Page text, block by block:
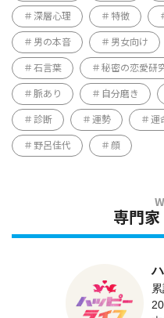
深層心理 特徴
男の本音 男女向け
石言葉 秘密の恋愛研
脈あり 自分磨き
診断 運勢 運
野呂佳代 顔
専門家